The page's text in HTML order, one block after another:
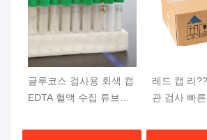
글루코스 검사용 회색 캡
EDTA 혈액 수집 튜브
레드 캡 리
관 검사 빠